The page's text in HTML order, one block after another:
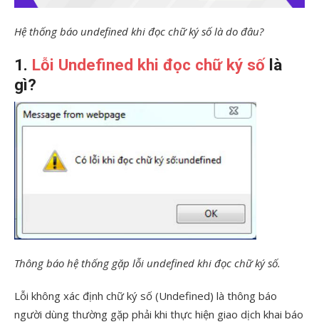
Hệ thống báo undefined khi đọc chữ ký số là do đâu?
1. Lỗi Undefined khi đọc chữ ký sốlà
gì?
Thông báo hệ thống gặp lỗi undefined khi đọc chữ ký số.
Lỗi không xác định chữ ký số (Undefined) là thông báo
người dùng thường gặp phải khi thực hiện giao dịch khai báo